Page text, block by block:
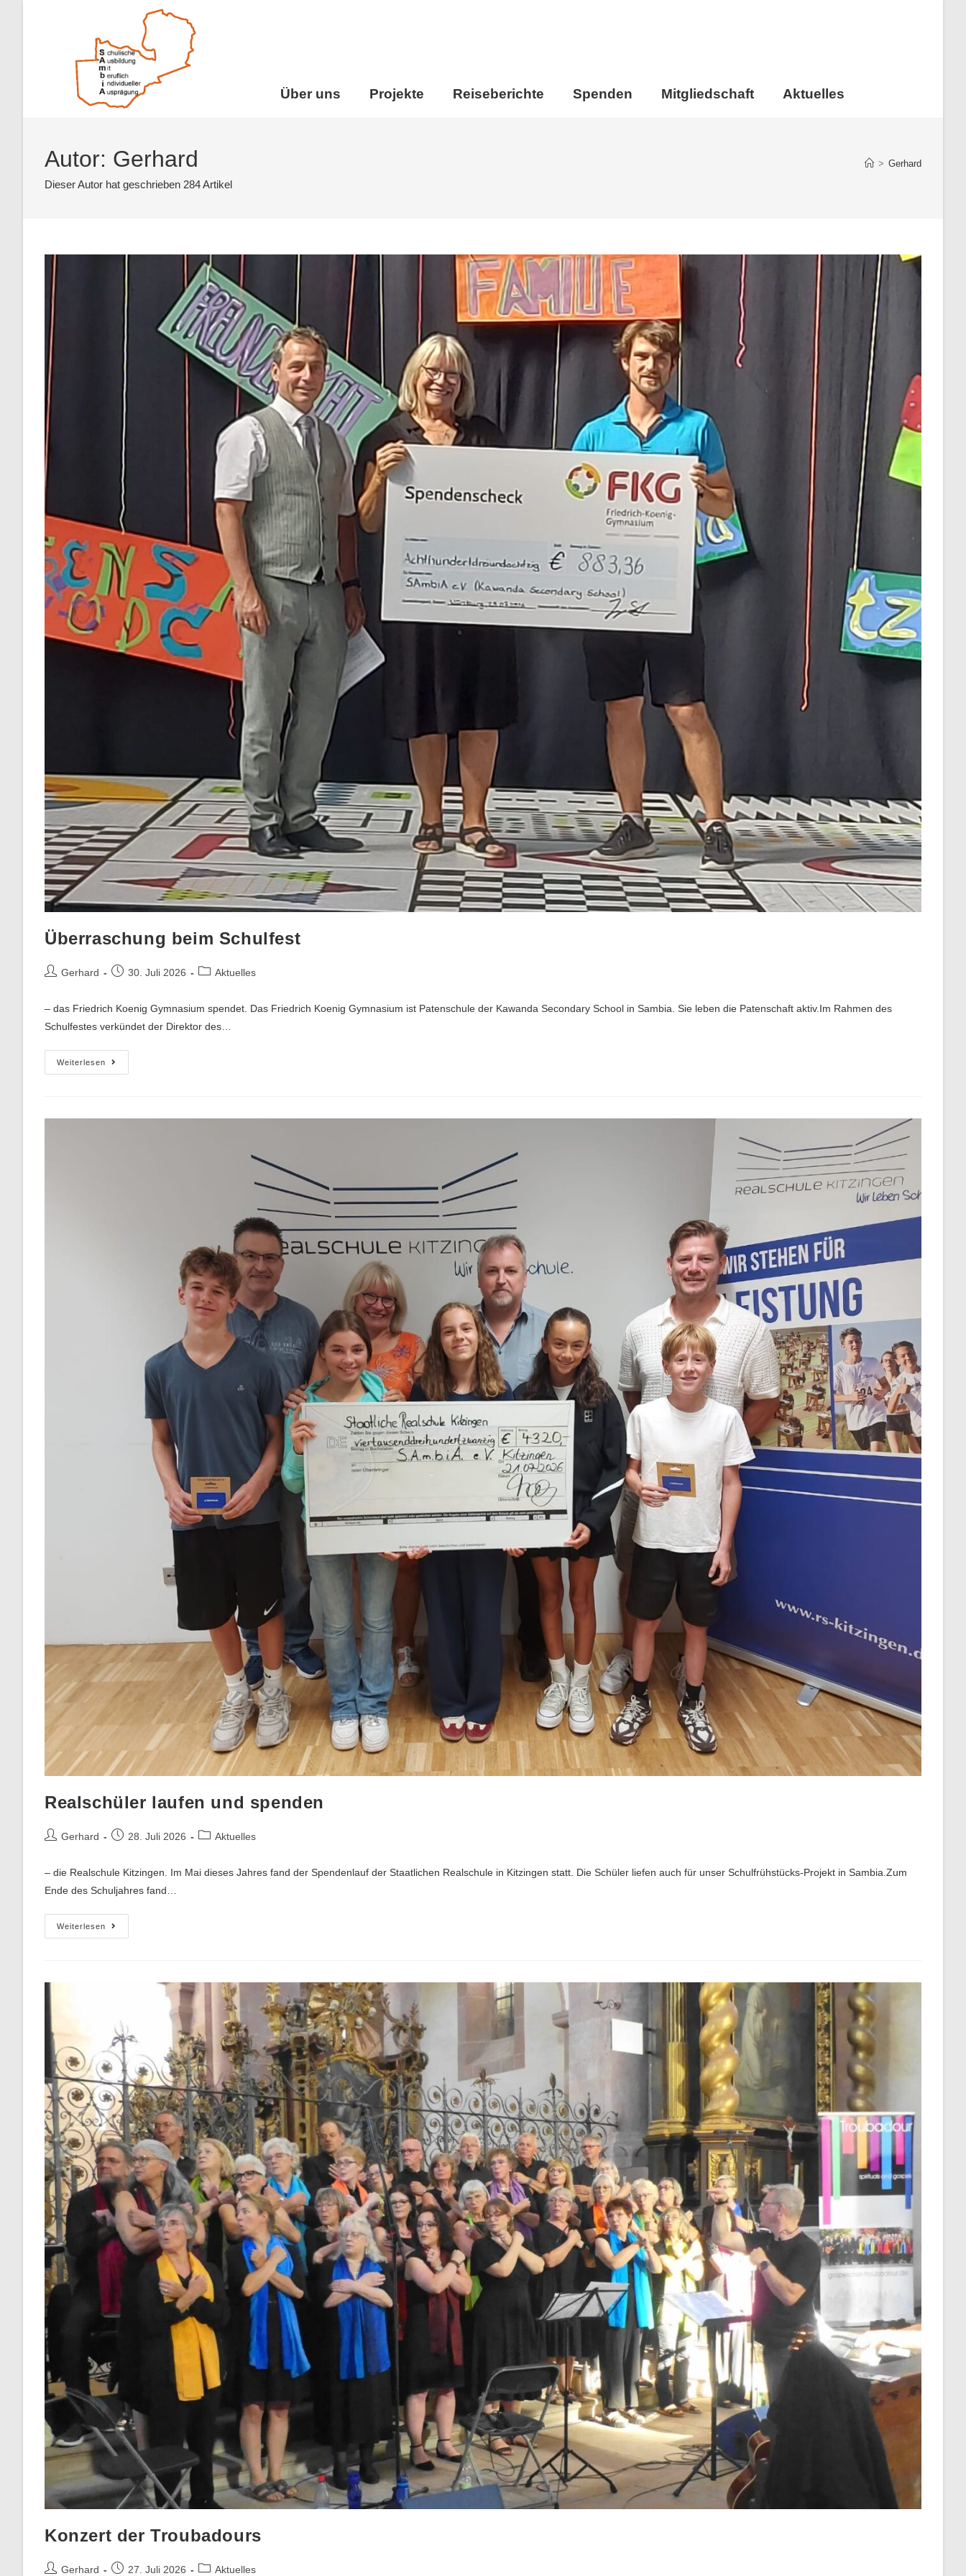
Über uns Projekte Reiseberichte Spenden Mitgliedschaft Aktuelles
Autor: Gerhard
Dieser Autor hat geschrieben 284 Artikel
> Gerhard
Überraschung beim Schulfest
Gerhard 30. Juli 2026 Aktuelles
– das Friedrich Koenig Gymnasium spendet. Das Friedrich Koenig Gymnasium ist Patenschule der Kawanda Secondary School in Sambia. Sie leben die Patenschaft aktiv.Im Rahmen des
Schulfestes verkündet der Direktor des…
Weiterlesen
Realschüler laufen und spenden
Gerhard 28. Juli 2026 Aktuelles
– die Realschule Kitzingen. Im Mai dieses Jahres fand der Spendenlauf der Staatlichen Realschule in Kitzingen statt. Die Schüler liefen auch für unser Schulfrühstücks-Projekt in Sambia.Zum
Ende des Schuljahres fand…
Weiterlesen
Konzert der Troubadours
Gerhard 27. Juli 2026 Aktuelles